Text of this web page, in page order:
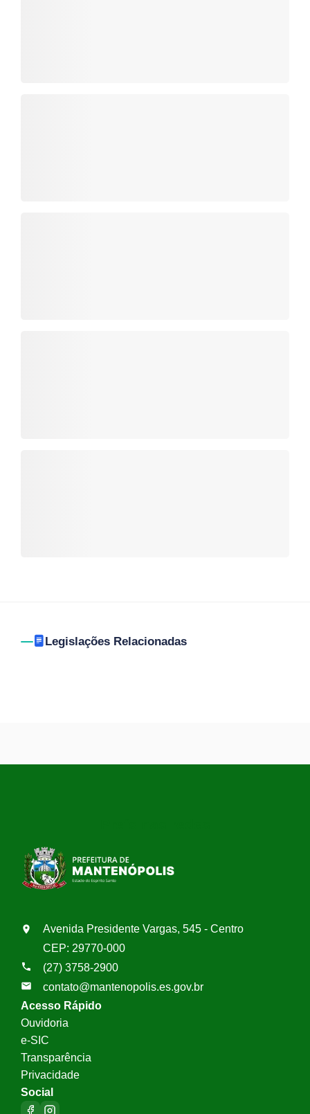
Legislações Relacionadas
Avenida Presidente Vargas, 545 - Centro
CEP: 29770-000
(27) 3758-2900
contato@mantenopolis.es.gov.br
Acesso Rápido
Ouvidoria
e-SIC
Transparência
Privacidade
Social